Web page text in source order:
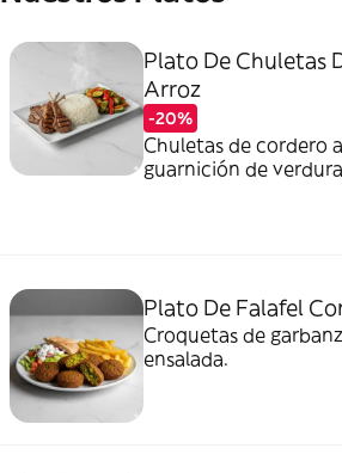
Plato De Chuletas
Arroz
-20%
Chuletas de cordero
guarnición de
Plato De Falafel
Croquetas de
ensalada.